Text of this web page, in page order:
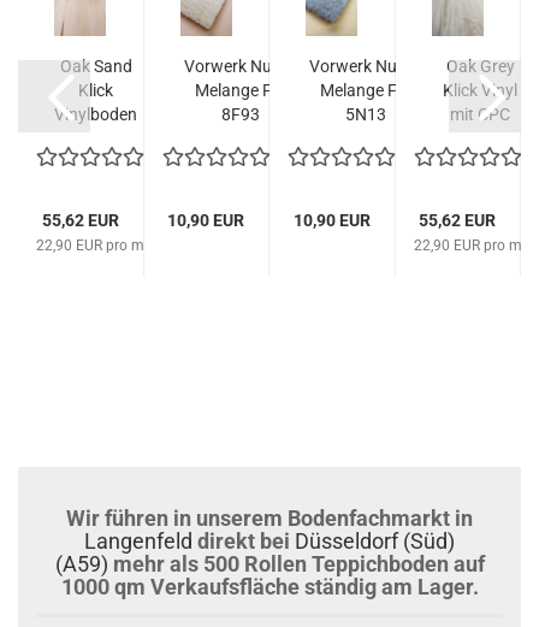
2
Oak Sand
Klick
Vinylboden
Lager...
55,62 EUR
22,90 EUR pro m²
Vorwerk Nutria
Melange Fb.
8F93
10,90 EUR
Vorwerk Nutria
Melange Fb.
5N13
10,90 EUR
Oak Grey
Klick Vinyl
mit CPC
Dämmung....
55,62 EUR
22,90 EUR pro m²
Wir führen in unserem Bodenfachmarkt in
Langenfeld direkt bei Düsseldorf (Süd)
(A59) mehr als 500 Rollen Teppichboden auf
1000 qm Verkaufsfläche ständig am Lager.